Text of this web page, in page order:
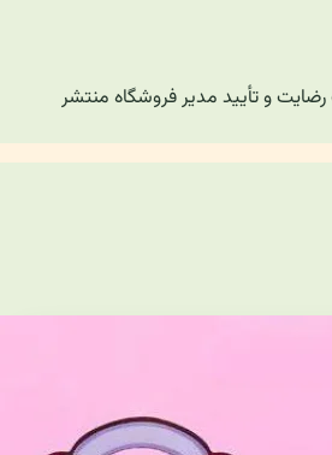
و تأیید مدیر فروشگاه منتشر